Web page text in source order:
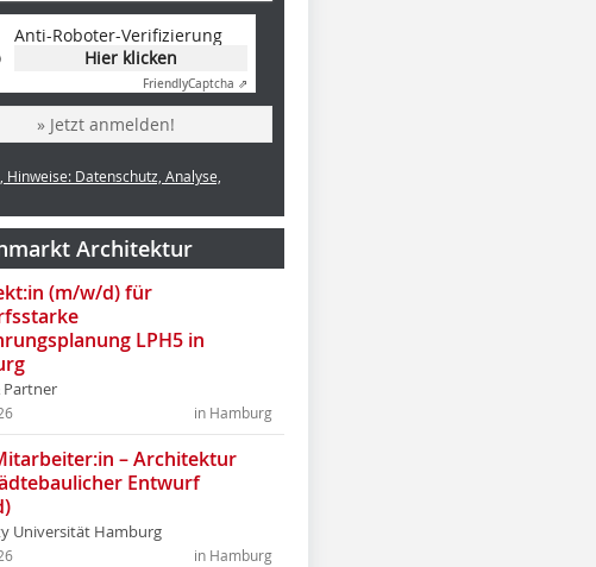
Anti-Roboter-Verifizierung
Hier klicken
FriendlyCaptcha ⇗
» Jetzt anmelden!
Hinweise: Datenschutz, Analyse,
Architektur
(m/w/d) für
LPH5 in
Partner
in Hamburg
– Architektur
Entwurf
Universität Hamburg
in Hamburg